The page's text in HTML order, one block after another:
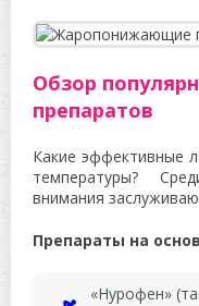
Обзор
препаратов
Какие эффективные
температуры?
внимания
Препараты на
«Нурофен»